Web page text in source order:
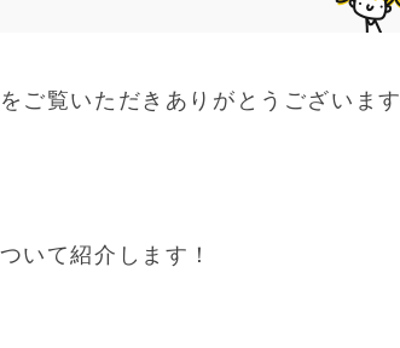
ご覧いただきありがとうございます
いて紹介します！